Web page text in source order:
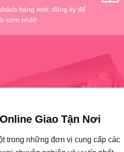
hàng mới, đăng ký để
sớm nhất!
Giao Tận Nơi
trong những đơn vị cung cấp các